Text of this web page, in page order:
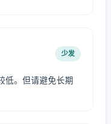
少发
低。但请避免长期